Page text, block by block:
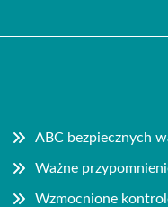
ABC bezpiecznych
Ważne
Wzmocnione